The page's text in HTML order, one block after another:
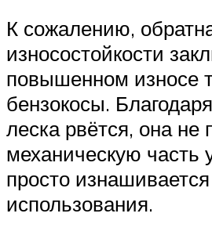
К сожалению,
износостойкости
повышенном износе
бензокосы.
леска рвётся, она не
механическую часть
просто
использования.